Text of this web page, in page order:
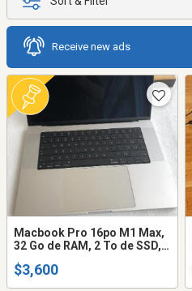
Receive new ads
Macbook Pro 16po M1 Max,
32 Go de RAM, 2 To de SSD,
$3,600